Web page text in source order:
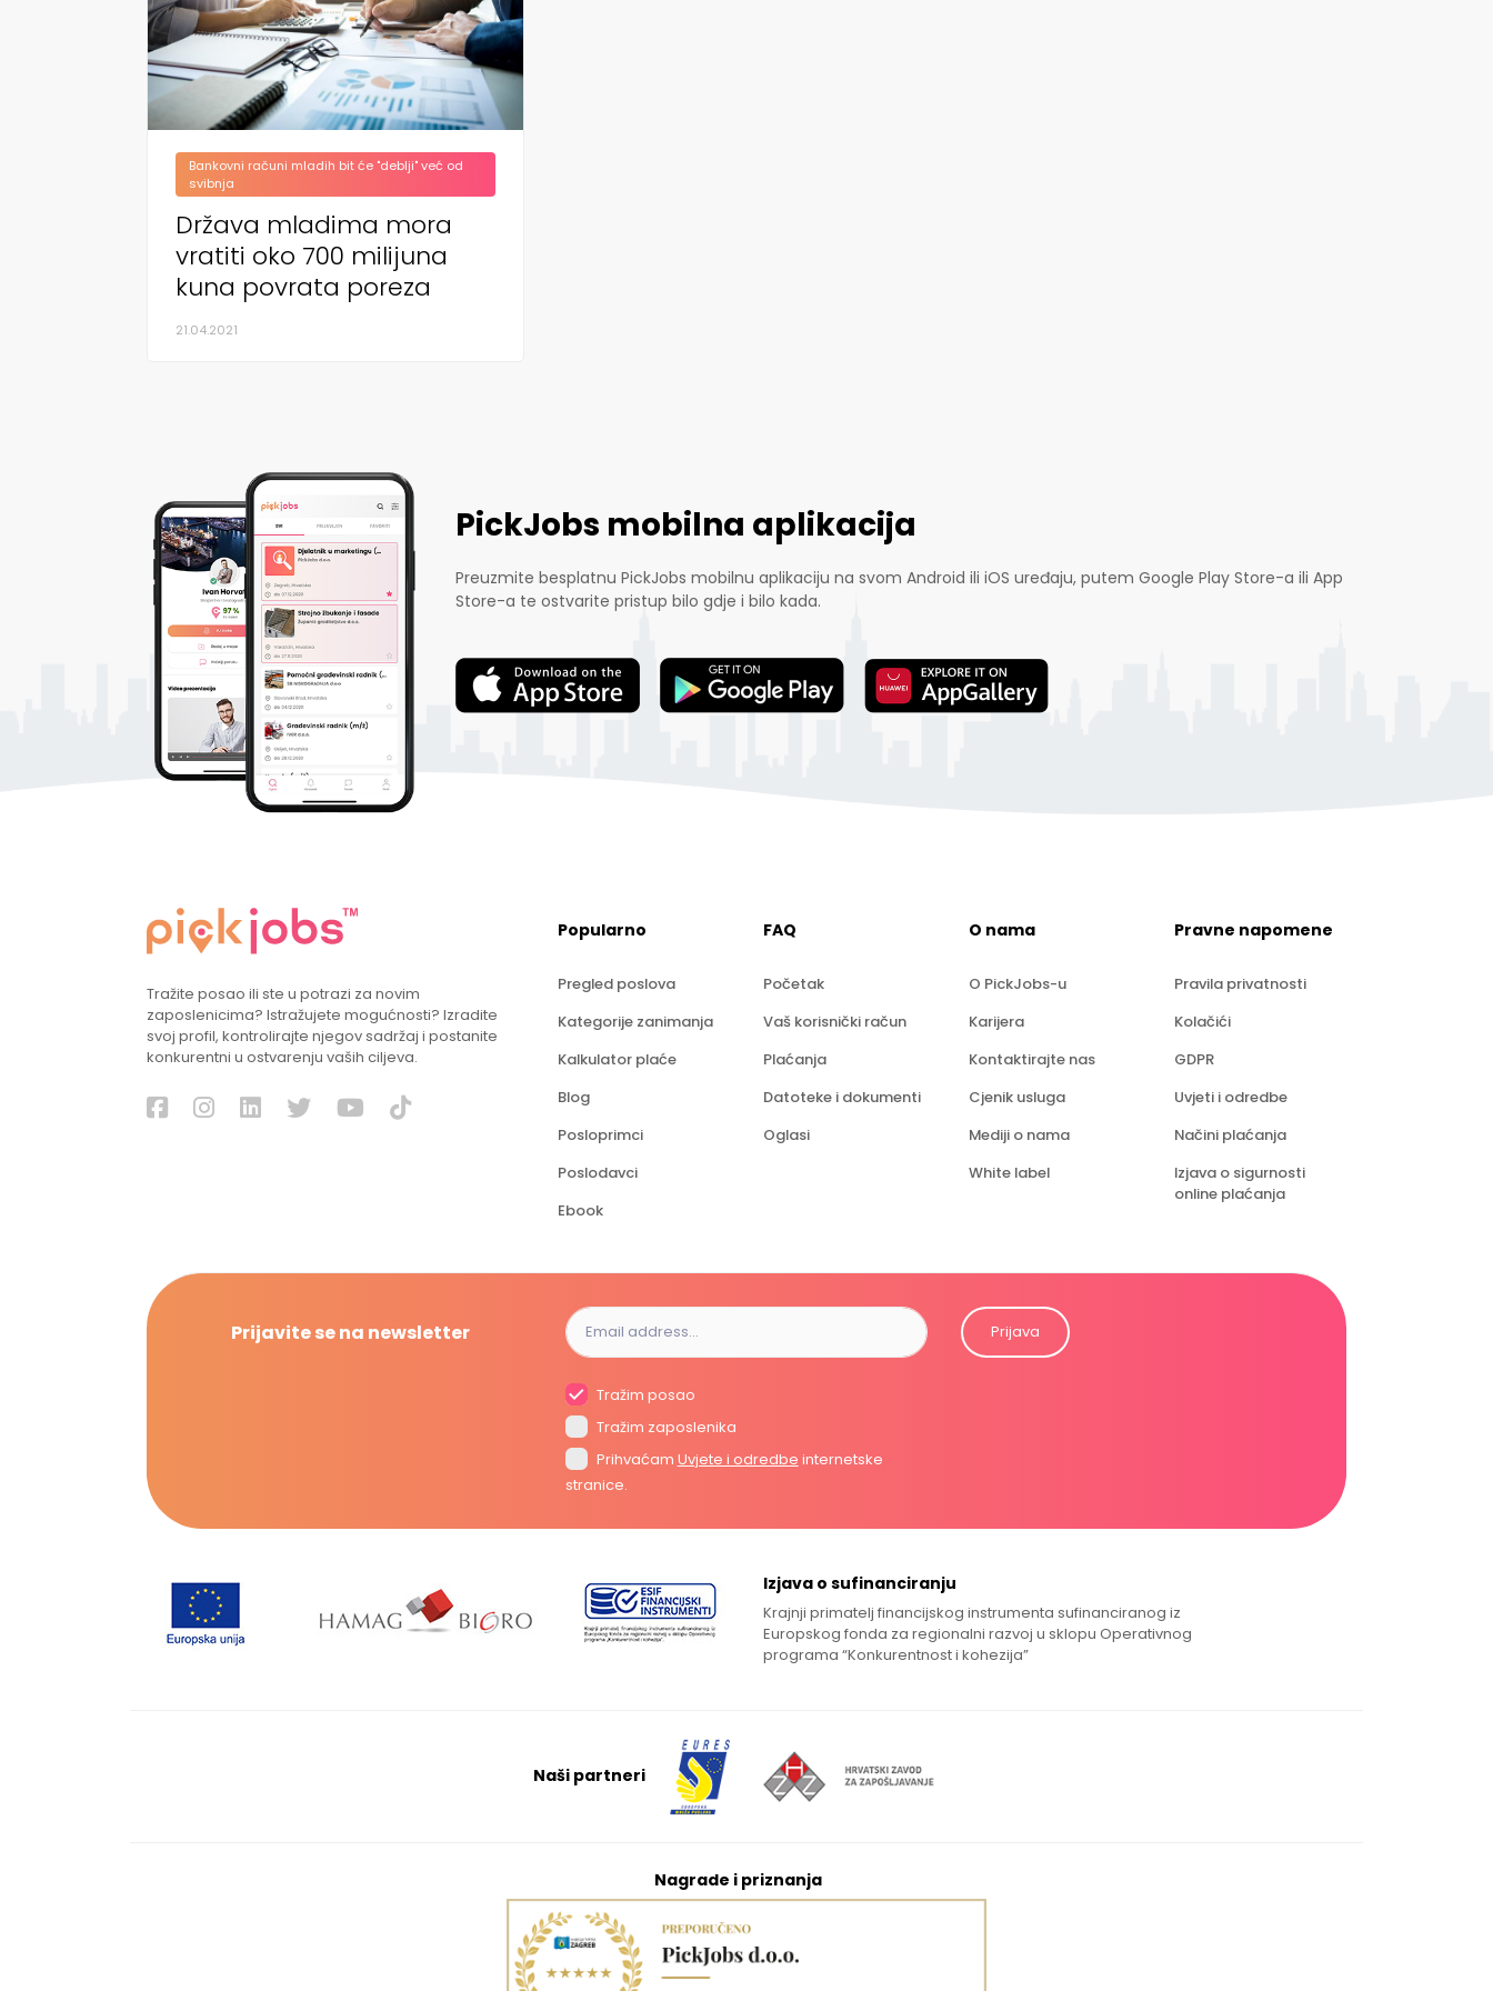
Bankovni računi mladih bit će "deblji" već od
svibnja
Država mladima mora
vratiti oko 700 milijuna
kuna povrata poreza
21.04.2021
PickJobs mobilna aplikacija
Preuzmite besplatnu PickJobs mobilnu aplikaciju na svom Android ili iOS uređaju, putem Google Play Store-a ili App
Store-a te ostvarite pristup bilo gdje i bilo kada.
Tražite posao ili ste u potrazi za novim
zaposlenicima? Istražujete mogućnosti? Izradite
svoj profil, kontrolirajte njegov sadržaj i postanite
konkurentni u ostvarenju vaših ciljeva.
Popularno
Pregled poslova
Kategorije zanimanja
Kalkulator plaće
Blog
Posloprimci
Poslodavci
Ebook
FAQ
Početak
Vaš korisnički račun
Plaćanja
Datoteke i dokumenti
Oglasi
O nama
O PickJobs-u
Karijera
Kontaktirajte nas
Cjenik usluga
Mediji o nama
White label
Pravne napomene
Pravila privatnosti
Kolačići
GDPR
Uvjeti i odredbe
Načini plaćanja
Izjava o sigurnosti
online plaćanja
Prijavite se na newsletter
Tražim posao
Tražim zaposlenika
Prihvaćam Uvjete i odredbe internetske
stranice.
Prijava
Izjava o sufinanciranju
Krajnji primatelj financijskog instrumenta sufinanciranog iz
Europskog fonda za regionalni razvoj u sklopu Operativnog
programa “Konkurentnost i kohezija”
Naši partneri
Nagrade i priznanja